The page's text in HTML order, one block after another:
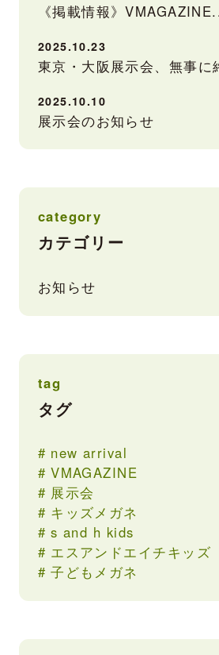
《掲載情報》
2025.10.23
東京・大阪展示会、無事に
2025.10.10
展示会のお知らせ
category
カテゴリー
お知らせ
tag
タグ
new arrival
VMAGAZINE
展示会
キッズメガネ
s and h kids
エスアンドエイチキッズ
子どもメガネ